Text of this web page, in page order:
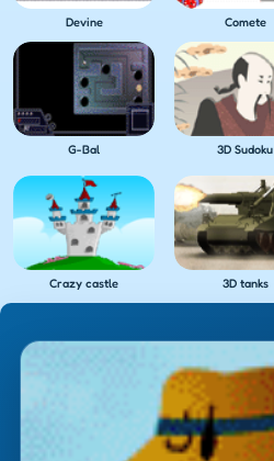
Devine Comete
G-Bal 3D Sudoku
Crazy castle 3D tanks